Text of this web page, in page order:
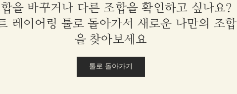
을 바꾸거나 다른 조합을 확인하고 싶나요?
레이어링 툴로 돌아가서 새로운 나만의 조합
을 찾아보세요
툴로 돌아가기